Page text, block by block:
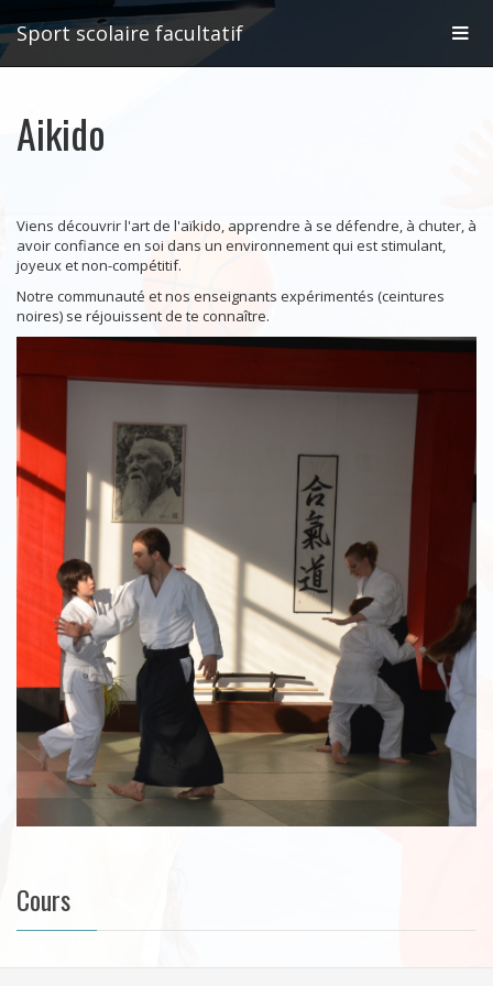
Sport scolaire facultatif
Aikido
Viens découvrir l'art de l'aïkido, apprendre à se défendre, à chuter, à
avoir confiance en soi dans un environnement qui est stimulant,
joyeux et non-compétitif.
Notre communauté et nos enseignants expérimentés (ceintures
noires) se réjouissent de te connaître.
Cours